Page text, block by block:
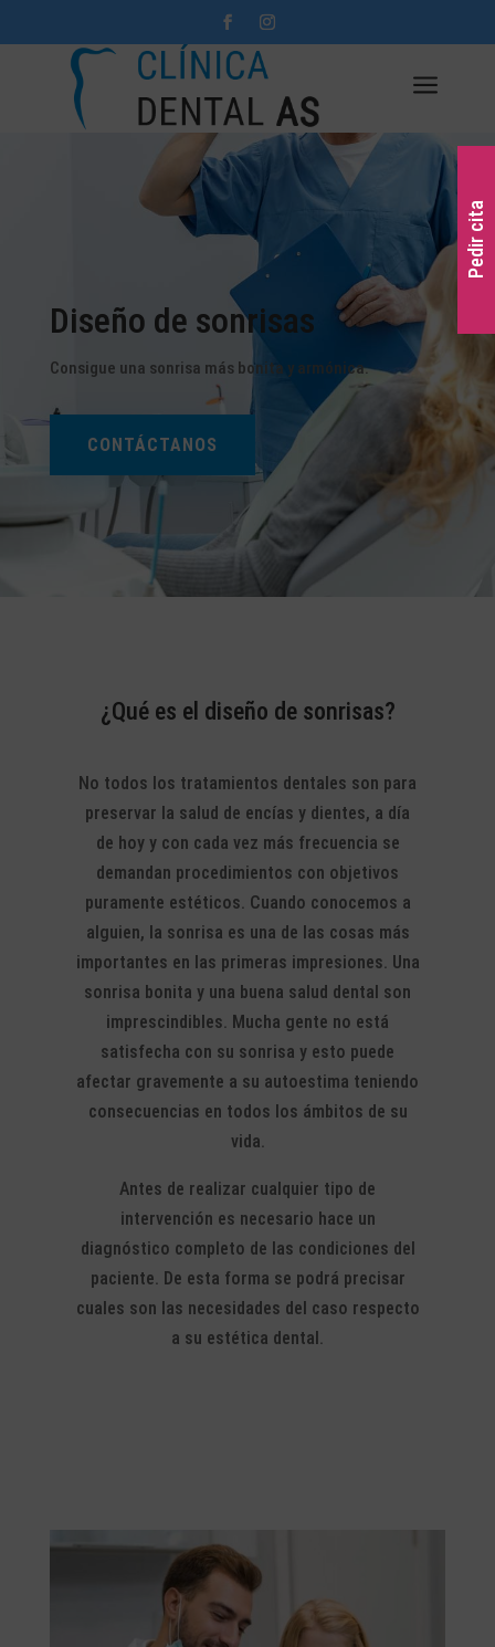
a
Diseño de sonrisas
Consigue una sonrisa más bonita y armónica.
CONTÁCTANOS
¿Qué es el diseño de sonrisas?
No todos los tratamientos dentales son para
preservar la salud de encías y dientes, a día
de hoy y con cada vez más frecuencia se
demandan procedimientos con objetivos
puramente estéticos. Cuando conocemos a
alguien, la sonrisa es una de las cosas más
importantes en las primeras impresiones. Una
sonrisa bonita y una buena salud dental son
imprescindibles. Mucha gente no está
satisfecha con su sonrisa y esto puede
afectar gravemente a su autoestima teniendo
consecuencias en todos los ámbitos de su
vida.
Antes de realizar cualquier tipo de
intervención es necesario hace un
diagnóstico completo de las condiciones del
paciente. De esta forma se podrá precisar
cuales son las necesidades del caso respecto
a su estética dental.
Pedir cita